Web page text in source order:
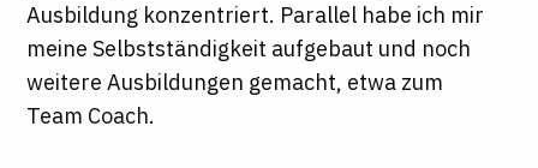
Ausbildung konzentriert. Parallel habe ich mir
meine Selbstständigkeit aufgebaut und noch
weitere Ausbildungen gemacht, etwa zum
Team Coach.